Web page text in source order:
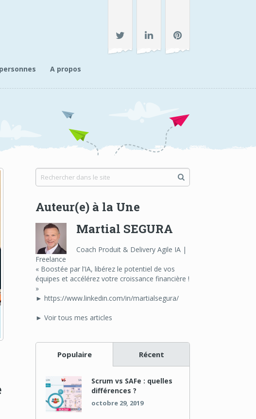
A propos
Auteur(e) à la Une
Martial SEGURA
Coach Produit & Delivery Agile IA |
Freelance
« Boostée par l’IA, libérez le potentiel de vos
équipes et accélérez votre croissance financière !
»
► https://www.linkedin.com/in/martialsegura/
► Voir tous mes articles
Populaire Récent
Scrum vs SAFe : quelles
différences ?
octobre 29, 2019